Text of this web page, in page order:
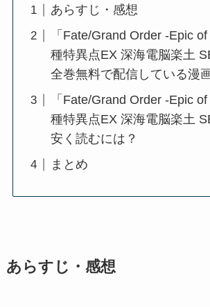
あらすじ・感想
「Fate/Grand Order -Epic
種特異点EX 深海電脳楽土
全巻無料で配信している漫
「Fate/Grand Order -Epic
種特異点EX 深海電脳楽土
安く読むには？
まとめ
あらすじ・感想